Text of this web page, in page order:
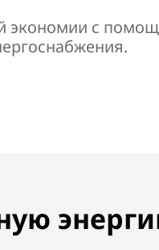
экономии с